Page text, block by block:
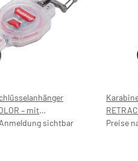
– mit
9,99 €
sichtbar
9,99 €
Preise